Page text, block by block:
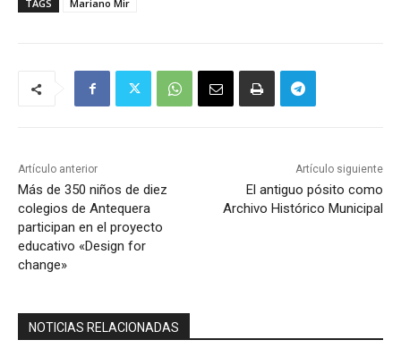
TAGS Mariano Mir
Artículo anterior
Más de 350 niños de diez
colegios de Antequera
participan en el proyecto
educativo «Design for
change»
Artículo siguiente
El antiguo pósito como
Archivo Histórico Municipal
NOTICIAS RELACIONADAS